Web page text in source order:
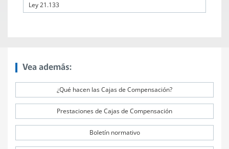
Ley 21.133
Vea además:
¿Qué hacen las Cajas de Compensación?
Prestaciones de Cajas de Compensación
Boletín normativo